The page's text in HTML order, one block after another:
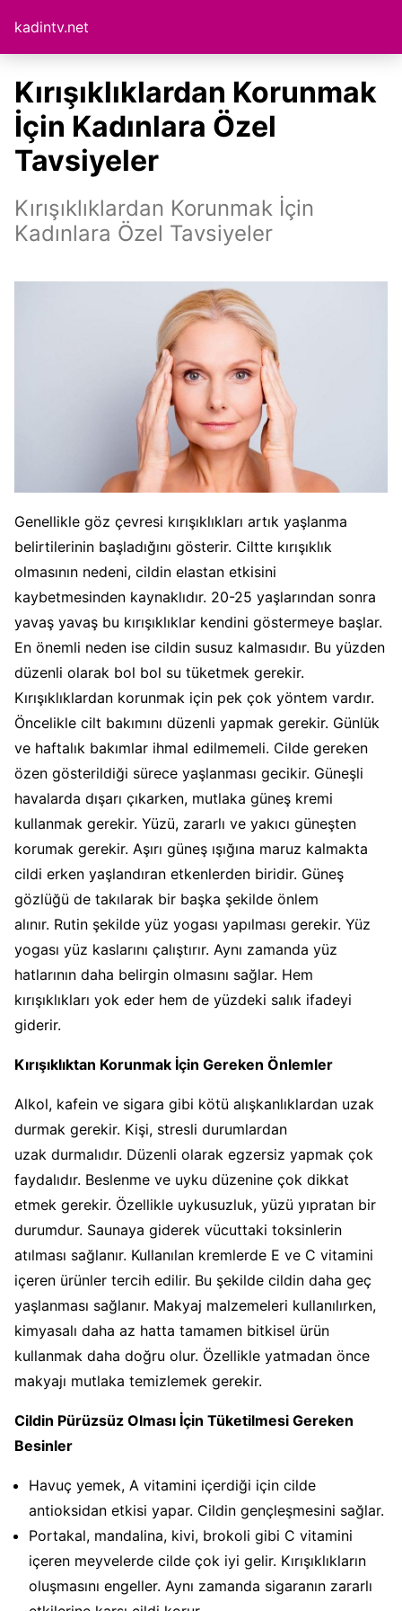
kadintv.net
Kırışıklıklardan Korunmak
İçin Kadınlara Özel
Tavsiyeler
Kırışıklıklardan Korunmak İçin
Kadınlara Özel Tavsiyeler
Genellikle göz çevresi kırışıklıkları artık yaşlanma
belirtilerinin başladığını gösterir. Ciltte kırışıklık
olmasının nedeni, cildin elastan etkisini
kaybetmesinden kaynaklıdır. 20-25 yaşlarından sonra
yavaş yavaş bu kırışıklıklar kendini göstermeye başlar.
En önemli neden ise cildin susuz kalmasıdır. Bu yüzden
düzenli olarak bol bol su tüketmek gerekir.
Kırışıklıklardan korunmak için pek çok yöntem vardır.
Öncelikle cilt bakımını düzenli yapmak gerekir. Günlük
ve haftalık bakımlar ihmal edilmemeli. Cilde gereken
özen gösterildiği sürece yaşlanması gecikir. Güneşli
havalarda dışarı çıkarken, mutlaka güneş kremi
kullanmak gerekir. Yüzü, zararlı ve yakıcı güneşten
korumak gerekir. Aşırı güneş ışığına maruz kalmakta
cildi erken yaşlandıran etkenlerden biridir. Güneş
gözlüğü de takılarak bir başka şekilde önlem
alınır. Rutin şekilde yüz yogası yapılması gerekir. Yüz
yogası yüz kaslarını çalıştırır. Aynı zamanda yüz
hatlarının daha belirgin olmasını sağlar. Hem
kırışıklıkları yok eder hem de yüzdeki salık ifadeyi
giderir.
Kırışıklıktan Korunmak İçin Gereken Önlemler
Alkol, kafein ve sigara gibi kötü alışkanlıklardan uzak
durmak gerekir. Kişi, stresli durumlardan
uzak durmalıdır. Düzenli olarak egzersiz yapmak çok
faydalıdır. Beslenme ve uyku düzenine çok dikkat
etmek gerekir. Özellikle uykusuzluk, yüzü yıpratan bir
durumdur. Saunaya giderek vücuttaki toksinlerin
atılması sağlanır. Kullanılan kremlerde E ve C vitamini
içeren ürünler tercih edilir. Bu şekilde cildin daha geç
yaşlanması sağlanır. Makyaj malzemeleri kullanılırken,
kimyasalı daha az hatta tamamen bitkisel ürün
kullanmak daha doğru olur. Özellikle yatmadan önce
makyajı mutlaka temizlemek gerekir.
Cildin Pürüzsüz Olması İçin Tüketilmesi Gereken
Besinler
Havuç yemek, A vitamini içerdiği için cilde
antioksidan etkisi yapar. Cildin gençleşmesini sağlar.
Portakal, mandalina, kivi, brokoli gibi C vitamini
içeren meyvelerde cilde çok iyi gelir. Kırışıklıkların
oluşmasını engeller. Aynı zamanda sigaranın zararlı